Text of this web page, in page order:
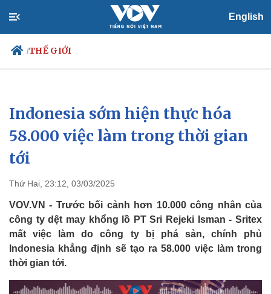
English
/THẾ GIỚI
Chính trị
Đảng
Tổ chức nhân sự
Quốc hội
Xã hội
Dự báo thời tiết
Indonesia sớm hiện thực hóa
58.000 việc làm trong thời gian
tới
Thứ Hai, 23:12, 03/03/2025
VOV.VN - Trước bối cảnh hơn 10.000 công nhân của
công ty dệt may khổng lồ PT Sri Rejeki Isman - Sritex
mất việc làm do công ty bị phá sản, chính phủ
Indonesia khẳng định sẽ tạo ra 58.000 việc làm trong
thời gian tới.